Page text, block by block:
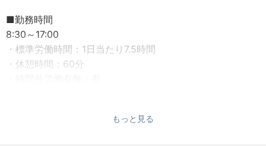
ドコモ協業という大型プロジェクトの意思決定の最前線に
立ち、施策の方向性を定めながら、メンバーと並走して実
行まで導いていただきます。
担当領域に責任を持ち、メンバーのコンディションや進捗
■勤務時間
8:30～17:00
・標準労働時間：1日当たり7.5時間
・休憩時間：60分
- 在宅勤務：あり（週の半分程度が出社目安）。
もっと見る